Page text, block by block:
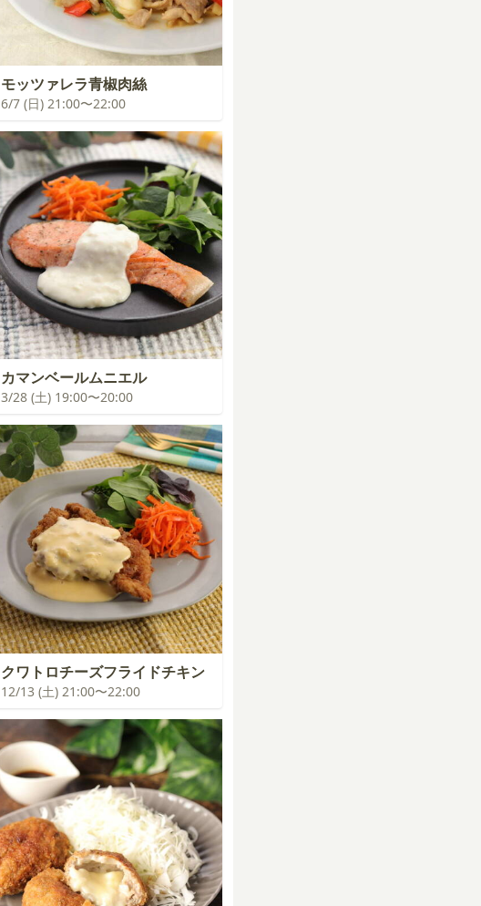
モッツァレラ青椒肉絲
6/7 (日) 21:00〜22:00
カマンベールムニエル
3/28 (土) 19:00〜20:00
クワトロチーズフライドチキン
12/13 (土) 21:00〜22:00